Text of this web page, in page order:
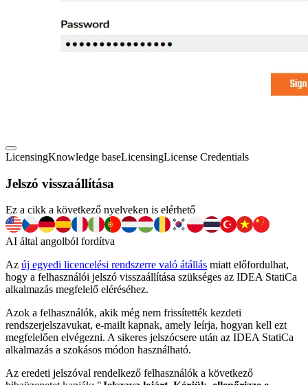
LicensingKnowledge baseLicensingLicense Credentials
Jelszó visszaállítása
Ez a cikk a következő nyelveken is elérhető
AI által angolból fordítva
Az új egyedi licencelési rendszerre való átállás miatt előfordulhat,
hogy a felhasználói jelszó visszaállítása szükséges az IDEA StatiCa
alkalmazás megfelelő eléréséhez.
Azok a felhasználók, akik még nem frissítették kezdeti
rendszerjelszavukat, e-mailt kapnak, amely leírja, hogyan kell ezt
megfelelően elvégezni. A sikeres jelszócsere után az IDEA StatiCa
alkalmazás a szokásos módon használható.
Az eredeti jelszóval rendelkező felhasználók a következő